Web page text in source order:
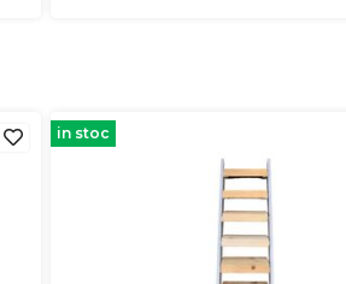
in stoc